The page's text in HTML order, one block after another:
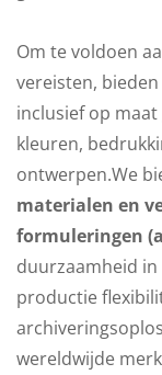
Om te voldoen
vereisten,
inclusief op
kleuren,
ontwerpen.We
materialen en
formuleringen
duurzaamheid
productie
wereldwijde